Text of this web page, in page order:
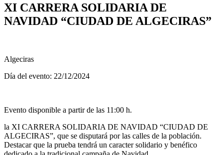
XI CARRERA SOLIDARIA DE
NAVIDAD “CIUDAD DE ALGECIRAS”
Algeciras
Día del evento: 22/12/2024
Evento disponible a partir de las 11:00 h.
la XI CARRERA SOLIDARIA DE NAVIDAD “CIUDAD DE
ALGECIRAS”, que se disputará por las calles de la población.
Destacar que la prueba tendrá un caracter solidario y benéfico